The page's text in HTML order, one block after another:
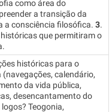
como área do
a transição da
a consciência filosófica. 3.
que permitiram o
históricas para o
calendário,
da vida pública,
desencantamento do
Teogonia,